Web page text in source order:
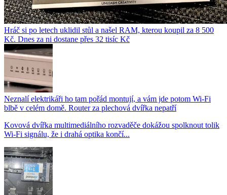
Hráč si po letech uklidil stůl a našel RAM, kterou koupil za 8 500
Kč. Dnes za ni dostane přes 32 tisíc Kč
Neznalí elektrikáři ho tam pořád montují, a vám jde potom Wi-Fi
blbě v celém domě. Router za plechová dvířka nepatří
Kovová dvířka multimediálního rozvaděče dokážou spolknout tolik
Wi-Fi signálu, že i drahá optika končí...